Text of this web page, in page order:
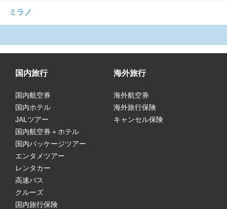
ミラノ
国内旅行
国内航空券
国内ホテル
JALツアー
国内航空券＋ホテル
国内パッケージツアー
エンタメツアー
レンタカー
高速バス
クルーズ
国内旅行保険
海外旅行
海外航空券
海外旅行保険
キャンセル保険